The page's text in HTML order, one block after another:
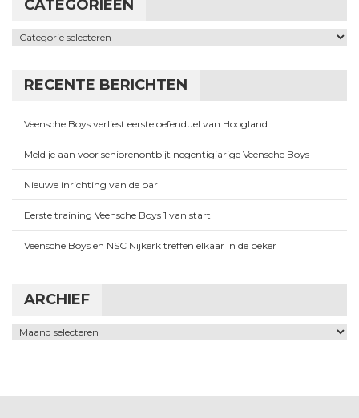
CATEGORIEËN
Categorieën
RECENTE BERICHTEN
Veensche Boys verliest eerste oefenduel van Hoogland
Meld je aan voor seniorenontbijt negentigjarige Veensche Boys
Nieuwe inrichting van de bar
Eerste training Veensche Boys 1 van start
Veensche Boys en NSC Nijkerk treffen elkaar in de beker
ARCHIEF
Archief